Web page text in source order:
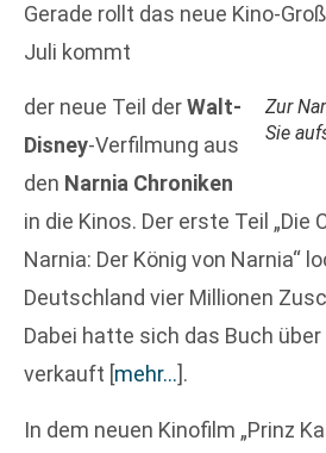
Gerade rollt das neue Kino-
Juli kommt
Zur
Sie
der neue Teil derWalt-
Disney-Verfilmung aus
den Narnia Chroniken
in die Kinos. Der erste Teil „Die
Narnia: Der König von Narnia“
Deutschland vier Millionen
Dabei hatte sich das Buch über
verkauft [mehr…].
In dem neuen Kinofilm „Prinz